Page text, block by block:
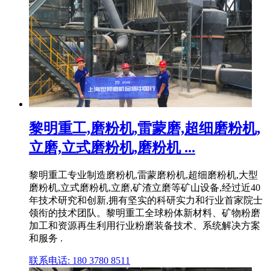
黎明重工,磨粉机,雷蒙磨,超细磨粉机,
立磨,立式磨粉机,磨粉机 ...
黎明重工专业制造磨粉机,雷蒙磨粉机,超细磨粉机,大型
磨粉机,立式磨粉机,立磨,矿渣立磨等矿山设备,经过近40
年技术研究和创新,拥有坚实的科研实力和行业首家院士
领衔的技术团队。黎明重工全球粉体新材料、矿物粉磨
加工和资源再生利用行业粉磨装备技术、系统解决方案
和服务 .
联系电话: 180 3780 8511